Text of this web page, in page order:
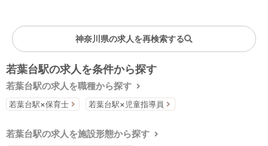
神奈川県の求人を再検索する
若葉台駅の求人を条件から探す
若葉台駅の求人を職種から探す
若葉台駅×保育士 若葉台駅×児童指導員
若葉台駅の求人を施設形態から探す